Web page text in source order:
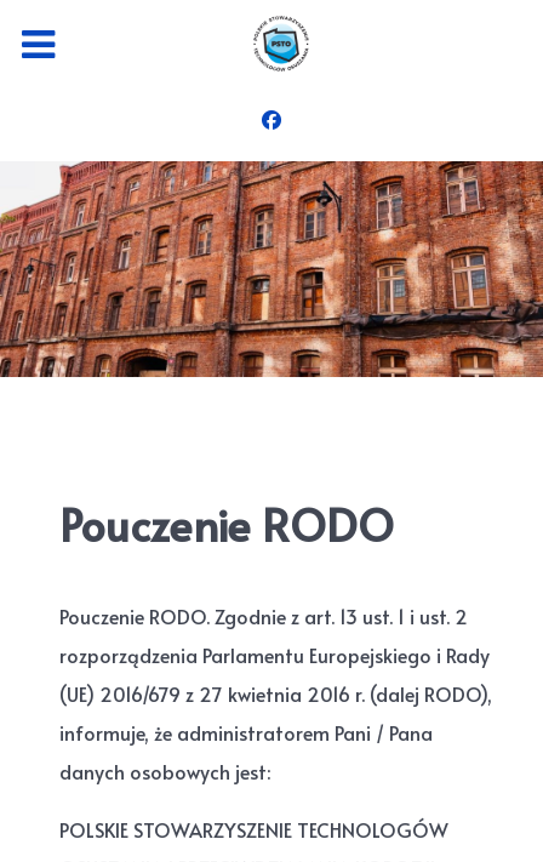
Pouczenie RODO
Pouczenie RODO. Zgodnie z art. 13 ust. 1 i ust. 2
rozporządzenia Parlamentu Europejskiego i Rady
(UE) 2016/679 z 27 kwietnia 2016 r. (dalej RODO),
informuje, że administratorem Pani / Pana
danych osobowych jest:
POLSKIE STOWARZYSZENIE TECHNOLOGÓW